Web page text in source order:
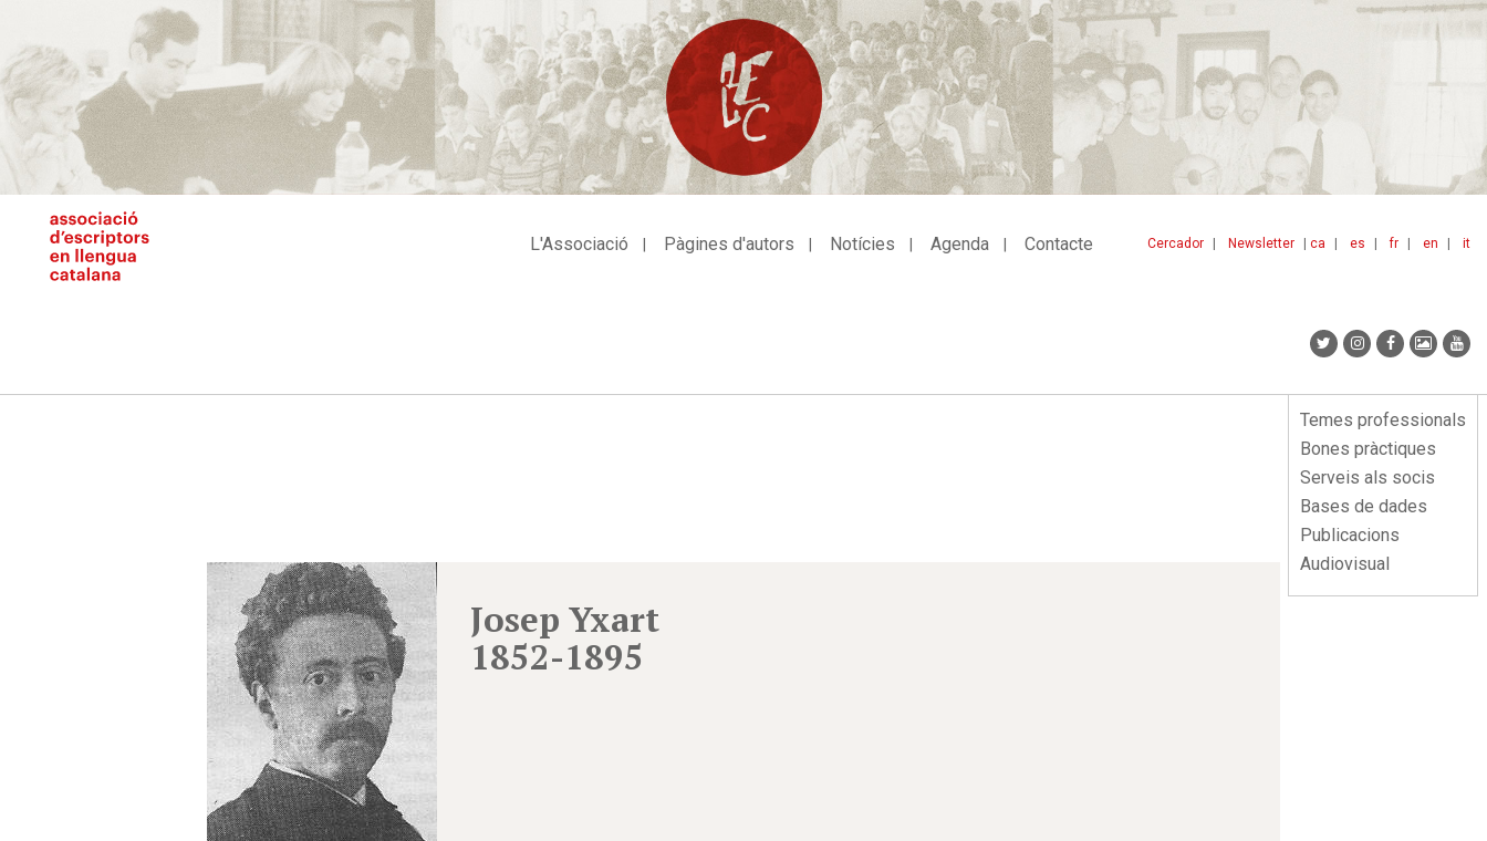
contingut
ca es fr en it
Cercador Newsletter
L'Associació Pàgines d'autors Notícies Agenda Contacte
Menu
lateral
Temes professionals
Bones pràctiques
Serveis als socis
Bases de dades
Publicacions
Audiovisual
Josep Yxart
1852-1895